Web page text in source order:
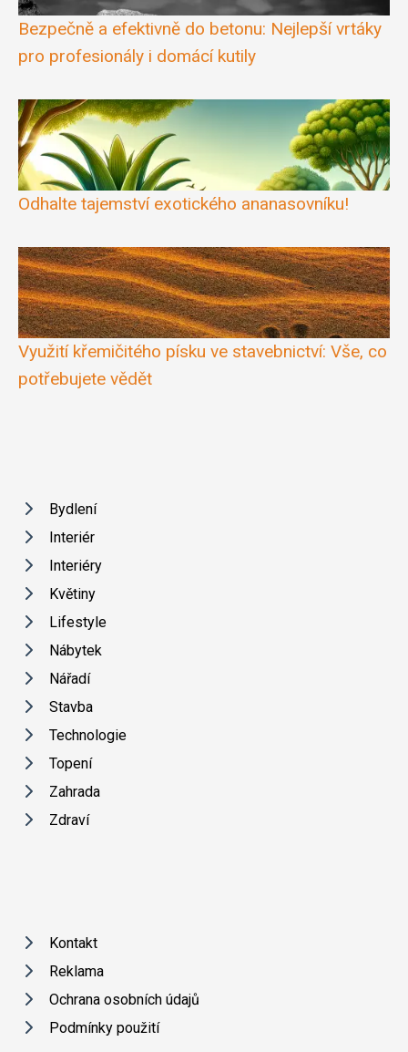
Bezpečně a efektivně do betonu: Nejlepší vrtáky
pro profesionály i domácí kutily
Odhalte tajemství exotického ananasovníku!
Využití křemičitého písku ve stavebnictví: Vše, co
potřebujete vědět
Bydlení
Interiér
Interiéry
Květiny
Lifestyle
Nábytek
Nářadí
Stavba
Technologie
Topení
Zahrada
Zdraví
Kontakt
Reklama
Ochrana osobních údajů
Podmínky použití